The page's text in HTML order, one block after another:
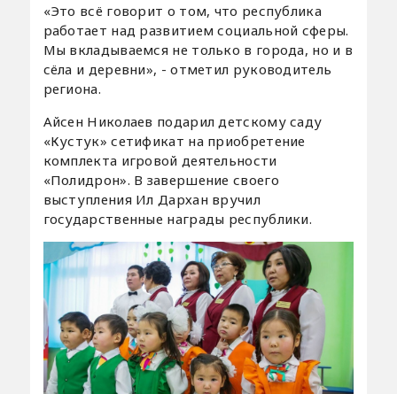
«Это всё говорит о том, что республика
работает над развитием социальной сферы.
Мы вкладываемся не только в города, но и в
сёла и деревни», - отметил руководитель
региона.
Айсен Николаев подарил детскому саду
«Кустук» сетификат на приобретение
комплекта игровой деятельности
«Полидрон». В завершение своего
выступления Ил Дархан вручил
государственные награды республики.